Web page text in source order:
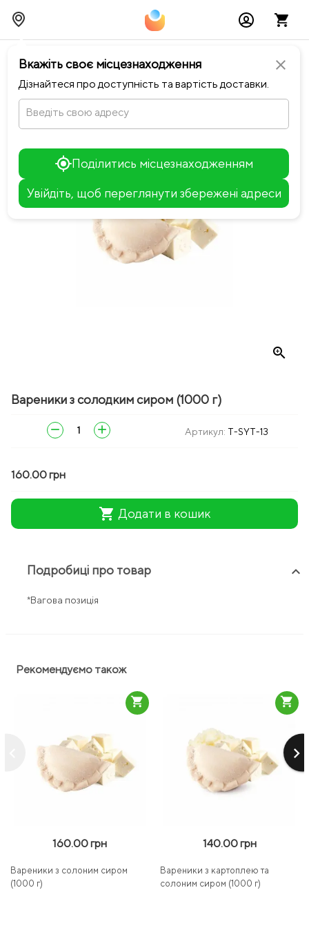
close
Вкажіть своє місцезнаходження
Дізнайтеся про доступність та вартість доставки.
Введіть свою адресу
Поділитись місцезнаходженням
Увійдіть, щоб переглянути збережені адреси
chevron_leftПовернутися до Ситий вареник
zoom_in
Вареники з солодким сиром (1000 г)
remove add Артикул: T-SYT-13
160.00 грн
shopping_cart Додати в кошик
Подробиці про товар keyboard_arrow_up
*Вагова позиція
Рекомендуємо також
keyboard_arrow_right
160.00 грн
Вареники з солоним сиром
(1000 г)
shopping_cart
140.00 грн
Вареники з картоплею та
солоним сиром (1000 г)
shopping_cart